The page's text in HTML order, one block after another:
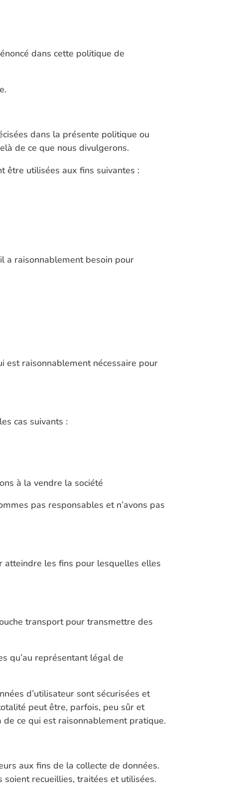
dans cette politique de
dans la présente politique ou
de ce que nous divulgerons.
être utilisées aux fins suivantes :
a raisonnablement besoin pour
est raisonnablement nécessaire pour
cas suivants :
à la vendre la société
pas responsables et n’avons pas
atteindre les fins pour lesquelles elles
transport pour transmettre des
qu’au représentant légal de
d’utilisateur sont sécurisées et
peut être, parfois, peu sûr et
ce qui est raisonnablement pratique.
aux fins de la collecte de données.
recueillies, traitées et utilisées.